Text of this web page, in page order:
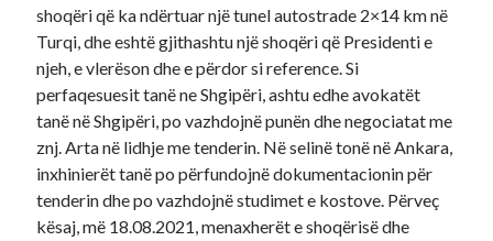
shoqëri që ka ndërtuar një tunel autostrade 2×14 km në
Turqi, dhe eshtë gjithashtu një shoqëri që Presidenti e
njeh, e vlerëson dhe e përdor si reference. Si
perfaqesuesit tanë ne Shgipëri, ashtu edhe avokatët
tanë në Shgipëri, po vazhdojnë punën dhe negociatat me
znj. Arta në lidhje me tenderin. Në selinë tonë në Ankara,
inxhinierët tanë po përfundojnë dokumentacionin për
tenderin dhe po vazhdojnë studimet e kostove. Përveç
kësaj, më 18.08.2021, menaxherët e shoqërisë dhe